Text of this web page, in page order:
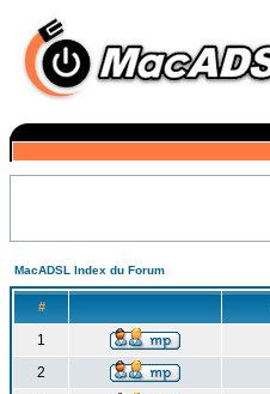
MacADSL Index du Forum
#
1
2